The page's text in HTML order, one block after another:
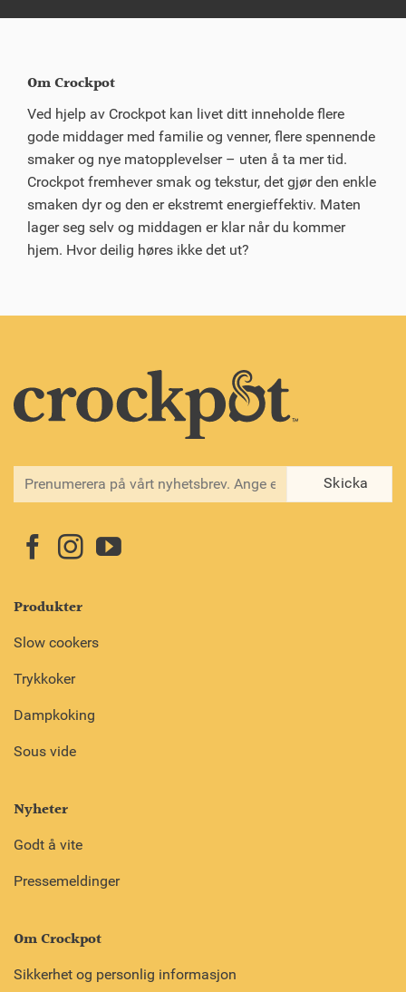
Om Crockpot
Ved hjelp av Crockpot kan livet ditt inneholde flere
gode middager med familie og venner, flere spennende
smaker og nye matopplevelser – uten å ta mer tid.
Crockpot fremhever smak og tekstur, det gjør den enkle
smaken dyr og den er ekstremt energieffektiv. Maten
lager seg selv og middagen er klar når du kommer
hjem. Hvor deilig høres ikke det ut?
Produkter
Slow cookers
Trykkoker
Dampkoking
Sous vide
Nyheter
Godt å vite
Pressemeldinger
Om Crockpot
Sikkerhet og personlig informasjon